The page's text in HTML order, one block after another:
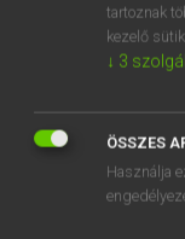
tartoznak
kezelő sütik.
↓ 3
ÖSSZES
Használja